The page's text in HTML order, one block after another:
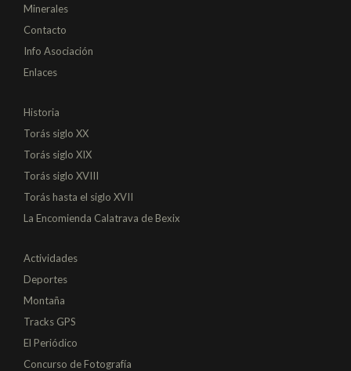
Minerales
Contacto
Info Asociación
Enlaces
Historia
Torás siglo XX
Torás siglo XIX
Torás siglo XVIII
Torás hasta el siglo XVII
La Encomienda Calatrava de Bexix
Actividades
Deportes
Montaña
Tracks GPS
El Periódico
Concurso de Fotografía